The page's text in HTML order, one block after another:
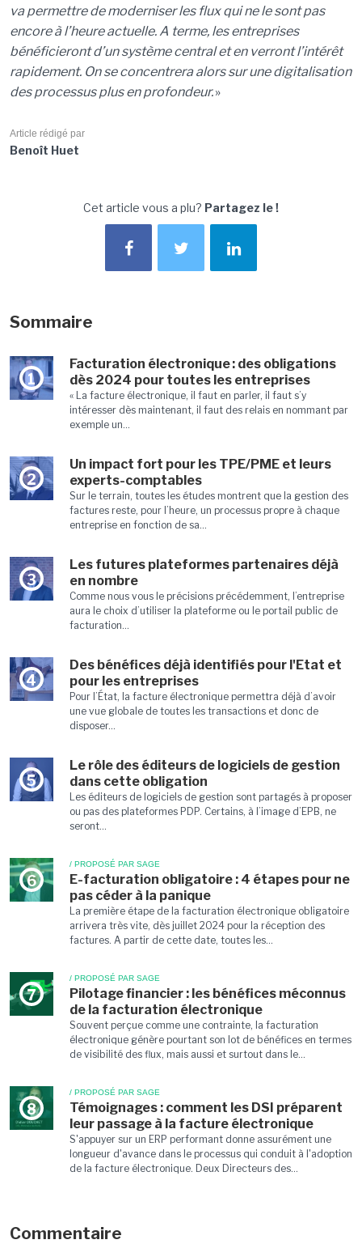
va permettre de moderniser les flux qui ne le sont pas
encore à l’heure actuelle. A terme, les entreprises
bénéficieront d’un système central et en verront l’intérêt
rapidement. On se concentrera alors sur une digitalisation
des processus plus en profondeur.»
Article rédigé par
Benoît Huet
Cet article vous a plu? Partagez le !
Sommaire
1
Facturation électronique : des obligations
dès 2024 pour toutes les entreprises
« La facture électronique, il faut en parler, il faut s’y
intéresser dès maintenant, il faut des relais en nommant par
exemple un...
2
Un impact fort pour les TPE/PME et leurs
experts-comptables
Sur le terrain, toutes les études montrent que la gestion des
factures reste, pour l’heure, un processus propre à chaque
entreprise en fonction de sa...
3
Les futures plateformes partenaires déjà
en nombre
Comme nous vous le précisions précédemment, l’entreprise
aura le choix d’utiliser la plateforme ou le portail public de
facturation...
4
Des bénéfices déjà identifiés pour l'Etat et
pour les entreprises
Pour l’État, la facture électronique permettra déjà d’avoir
une vue globale de toutes les transactions et donc de
disposer...
5
Le rôle des éditeurs de logiciels de gestion
dans cette obligation
Les éditeurs de logiciels de gestion sont partagés à proposer
ou pas des plateformes PDP. Certains, à l’image d’EPB, ne
seront...
6
/ PROPOSÉ PAR SAGE
E-facturation obligatoire : 4 étapes pour ne
pas céder à la panique
La première étape de la facturation électronique obligatoire
arrivera très vite, dès juillet 2024 pour la réception des
factures. A partir de cette date, toutes les...
7
/ PROPOSÉ PAR SAGE
Pilotage financier : les bénéfices méconnus
de la facturation électronique
Souvent perçue comme une contrainte, la facturation
électronique génère pourtant son lot de bénéfices en termes
de visibilité des flux, mais aussi et surtout dans le...
8
/ PROPOSÉ PAR SAGE
Témoignages : comment les DSI préparent
leur passage à la facture électronique
S'appuyer sur un ERP performant donne assurément une
longueur d'avance dans le processus qui conduit à l'adoption
de la facture électronique. Deux Directeurs des...
Commentaire